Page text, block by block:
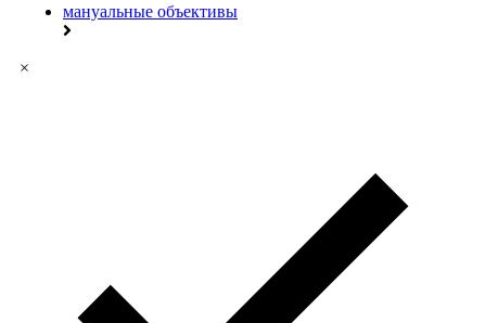
мануальные объективы
×